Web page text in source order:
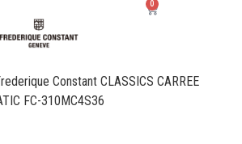
0
Constant CLASSICS CARREE
FC-310MC4S36